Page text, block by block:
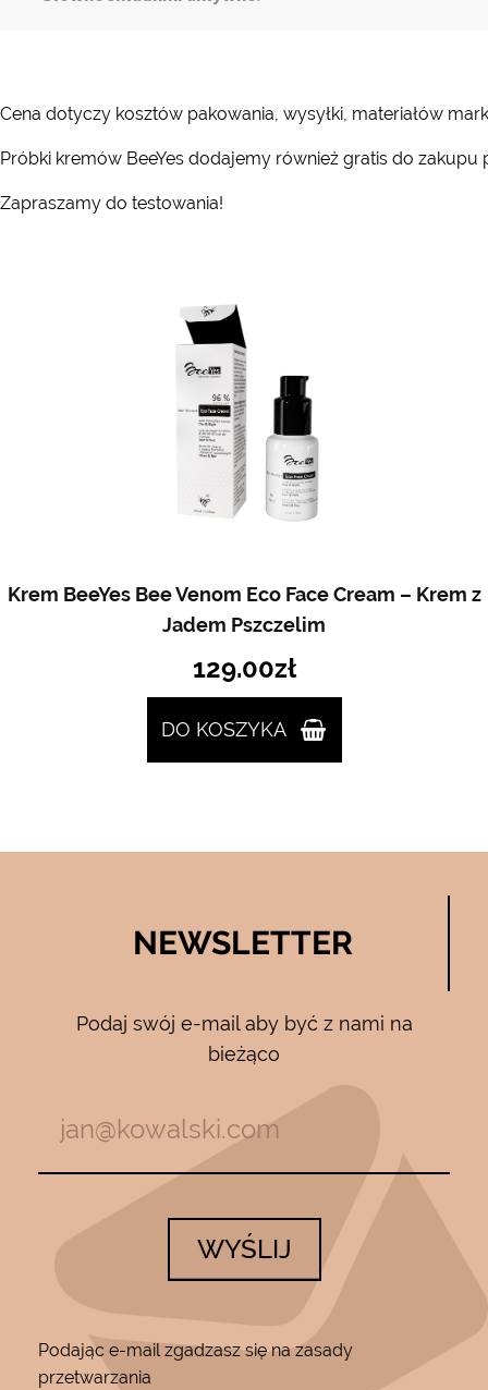
Cena dotyczy kosztów pakowania, wysyłki, materiałów
Próbki kremów BeeYes dodajemy również gratis do
Zapraszamy do testowania!
Krem BeeYes Bee Venom Eco Face Cream – Krem z
Jadem Pszczelim
129.00zł
DO KOSZYKA
NEWSLETTER
Podaj swój e-mail aby być z nami na
bieżąco
WYŚLIJ
Podając e-mail zgadzasz się na zasady
przetwarzania